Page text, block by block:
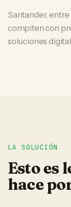
Santander,
compiten con
soluciones
LA SOLUCIÓN
Esto es
hace